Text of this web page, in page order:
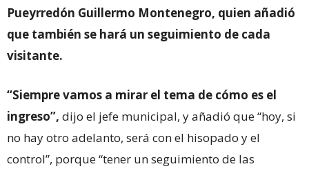
Pueyrredón Guillermo Montenegro, quien añadió
que también se hará un seguimiento de cada
visitante.
“Siempre vamos a mirar el tema de cómo es el
ingreso”, dijo el jefe municipal, y añadió que “hoy, si
no hay otro adelanto, será con el hisopado y el
control”, porque “tener un seguimiento de las